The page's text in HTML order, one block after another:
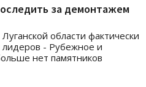
за демонтажем
области фактически
- Рубежное и
нет памятников